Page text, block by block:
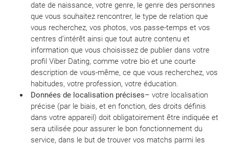
date de naissance, votre genre, le genre des personnes
que vous souhaitez rencontrer, le type de relation que
vous recherchez, vos photos, vos passe-temps et vos
centres d’intérêt ainsi que tout autre contenu et
information que vous choisissez de publier dans votre
profil Viber Dating, comme votre bio et une courte
description de vous-même, ce que vous recherchez, vos
habitudes, votre profession, votre éducation.
Données de localisation précises– votre localisation
précise (par le biais, et en fonction, des droits définis
dans votre appareil) doit obligatoirement être indiquée et
sera utilisée pour assurer le bon fonctionnement du
service, dans le but de trouver vos matchs parmi les